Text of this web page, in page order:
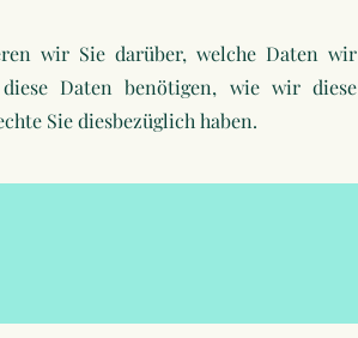
wir Sie darüber, welche Daten wir
Daten benötigen, wie wir diese
Sie diesbezüglich haben.